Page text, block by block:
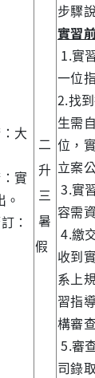
大
實
：
二
升
三
暑
假
步驟
實習
1.實
一位
2.找
生需
位，
立案
3.實
容需
4.繳
收到
系上
習指
構審
5.審
司錄